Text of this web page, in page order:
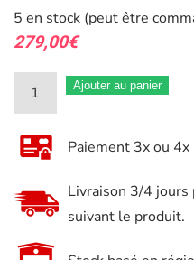
5 en stock (peut être
279,00€
quantité
de
Poste
combiné
Ajouter au panier
Paiement 3x ou 4x
Livraison 3/4 jours
suivant le produit.